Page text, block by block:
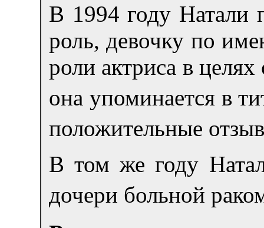
В 1994 году Натали
роль, девочку по
роли актриса в
она упоминается в
положительные
В том же году
дочери больной